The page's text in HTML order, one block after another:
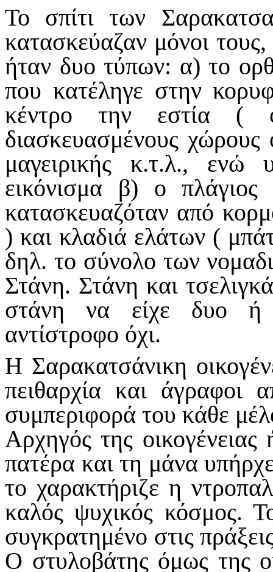
Το σπίτι των
κατασκεύαζαν μόνοι
ήταν δυο τύπων: α) το
που κατέληγε στην
κέντρο την εστία (
διασκευασμένους
μαγειρικής κ.τ.λ.,
εικόνισμα β) ο
κατασκευαζόταν από
) και κλαδιά ελάτων (
δηλ. το σύνολο των
Στάνη. Στάνη και
στάνη να είχε δυο ή
αντίστροφο όχι.
Η Σαρακατσάνικη
πειθαρχία και άγραφοι
συμπεριφορά του κάθε
Αρχηγός της
πατέρα και τη μάνα
το χαρακτήριζε η
καλός ψυχικός κόσμος.
συγκρατημένο στις
Ο στυλοβάτης όμως της